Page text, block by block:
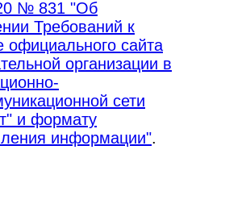
№ 831 "Об
Требований к
официального сайта
организации в
сети
и формату
информации".